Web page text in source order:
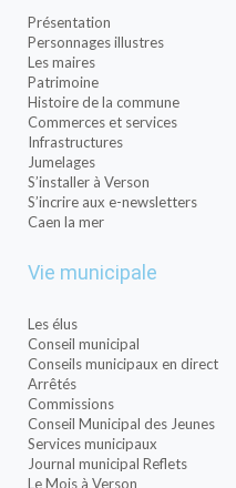
Présentation
Personnages illustres
Les maires
Patrimoine
Histoire de la commune
Commerces et services
Infrastructures
Jumelages
S’installer à Verson
S’incrire aux e-newsletters
Caen la mer
Vie municipale
Les élus
Conseil municipal
Conseils municipaux en direct
Arrêtés
Commissions
Conseil Municipal des Jeunes
Services municipaux
Journal municipal Reflets
Le Mois à Verson